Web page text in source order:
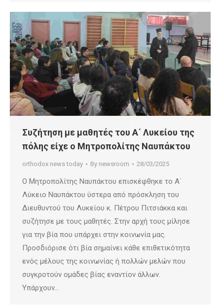
Συζήτηση με μαθητές του Α΄ Λυκείου της
πόλης είχε ο Μητροπολίτης Ναυπάκτου
orthodox news today By newsroom 28/03/2025
Ο Μητροπολίτης Ναυπάκτου επισκέφθηκε το Α΄
Λύκειο Ναυπάκτου ύστερα από πρόσκληση του
Διευθυντού του Λυκείου κ. Πέτρου Πιτσιάκκα και
συζήτησε με τους μαθητές. Στην αρχή τους μίλησε
για την βία που υπάρχει στην κοινωνία μας.
Προσδιόρισε ότι βία σημαίνει κάθε επιθετικότητα
ενός μέλους της κοινωνίας ή πολλών μελών που
συγκροτούν ομάδες βίας εναντίον άλλων.
Υπάρχουν…